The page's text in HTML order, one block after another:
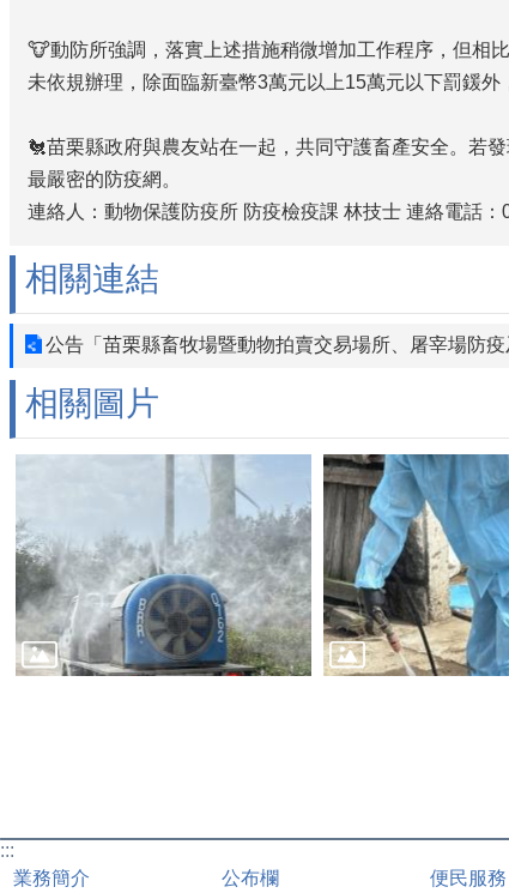
🐮動防所強調，落實上述措施稍微增加工作程序，但相
未依規辦理，除面臨新臺幣3萬元以上15萬元以下罰鍰外
🐔苗栗縣政府與農友站在一起，共同守護畜產安全。若
最嚴密的防疫網。
連絡人：動物保護防疫所 防疫檢疫課 林技士 連絡電話
相關連結
公告「苗栗縣畜牧場暨動物拍賣交易場所、屠宰場防疫
相關圖片
:::
業務簡介
公布欄 便民服務